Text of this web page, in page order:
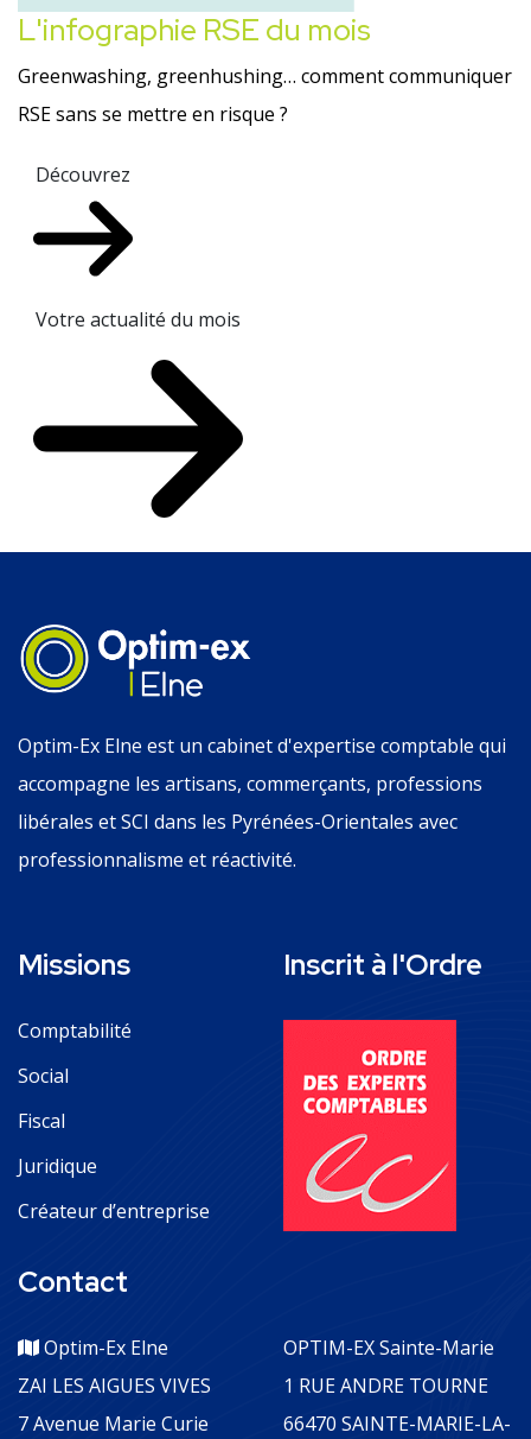
L'infographie RSE du mois
Greenwashing, greenhushing… comment communiquer
RSE sans se mettre en risque ?
Découvrez
Votre actualité du mois
Optim-Ex Elne est un cabinet d'expertise comptable qui
accompagne les artisans, commerçants, professions
libérales et SCI dans les Pyrénées-Orientales avec
professionnalisme et réactivité.
Missions
Comptabilité
Social
Fiscal
Juridique
Créateur d’entreprise
Inscrit à l'Ordre
Contact
Optim-Ex Elne
ZAI LES AIGUES VIVES
7 Avenue Marie Curie
OPTIM-EX Sainte-Marie
1 RUE ANDRE TOURNE
66470 SAINTE-MARIE-LA-